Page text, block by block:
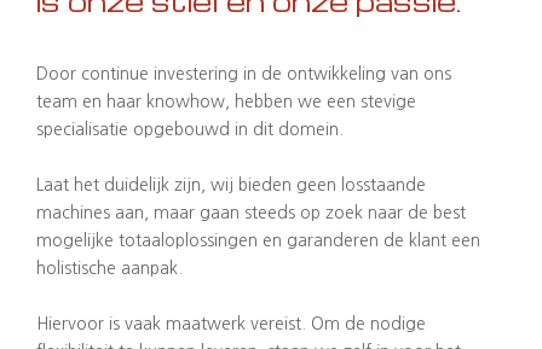
Door continue investering in de ontwikkeling van ons
team en haar knowhow, hebben we een stevige
specialisatie opgebouwd in dit domein.
Laat het duidelijk zijn, wij bieden geen losstaande
machines aan, maar gaan steeds op zoek naar de best
mogelijke totaaloplossingen en garanderen de klant een
holistische aanpak.
Hiervoor is vaak maatwerk vereist. Om de nodige